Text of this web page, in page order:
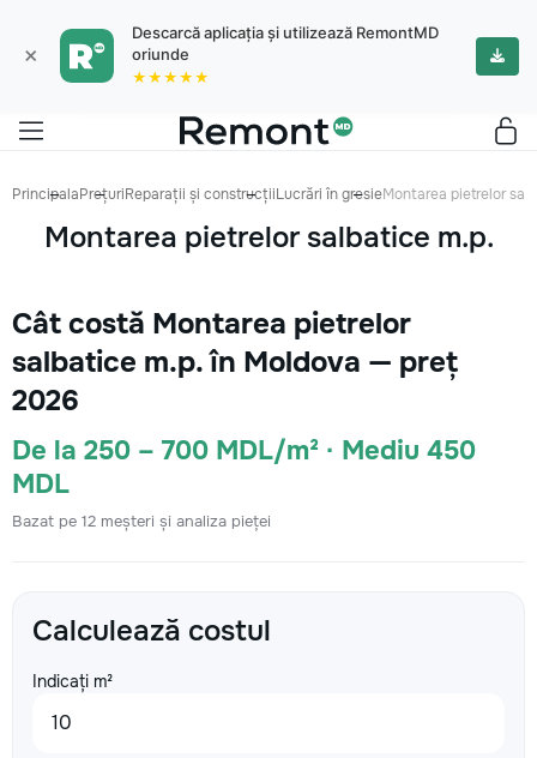
×
Descarcă aplicația și utilizează RemontMD
oriunde
★★★★★
PrincipalaPrețuriReparații și construcțiiLucrări în gresieMontarea pietrelor
Montarea pietrelor salbatice m.p.
Cât costă Montarea pietrelor
salbatice m.p. în Moldova — preț
2026
De la 250 – 700 MDL/m² · Mediu 450
MDL
Bazat pe 12 meșteri și analiza pieței
Calculează costul
Indicați m²